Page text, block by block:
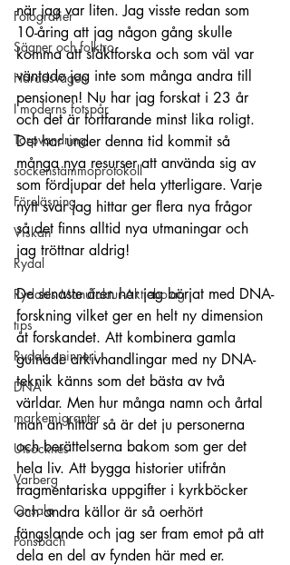
Fotografier
Sägner och folktro
Häradsvägen
I moderns fotspår
Torpvandring
sockenstämmoprotokoll
Föreläsning
Viskan
Rydal
Rydahls Manufaktur-Aktiebolag
tips
Rydals spinneri
DNA
markemigranter
Utsocknes
Varberg
Onsala
Ponsbach
när jag var liten. Jag visste redan som
10-åring att jag någon gång skulle
komma att släktforska och som väl var
väntade jag inte som många andra till
pensionen! Nu har jag forskat i 23 år
och det är fortfarande minst lika roligt.
Det har under denna tid kommit så
många nya resurser att använda sig av
som fördjupar det hela ytterligare. Varje
nytt svar jag hittar ger flera nya frågor
så det finns alltid nya utmaningar och
jag tröttnar aldrig!
De senaste åren har jag börjat med DNA-
forskning vilket ger en helt ny dimension
åt forskandet. Att kombinera gamla
gulnade arkivhandlingar med ny DNA-
teknik känns som det bästa av två
världar. Men hur många namn och årtal
man än hittar så är det ju personerna
och berättelserna bakom som ger det
hela liv. Att bygga historier utifrån
fragmentariska uppgifter i kyrkböcker
och andra källor är så oerhört
fängslande och jag ser fram emot på att
dela en del av fynden här med er.